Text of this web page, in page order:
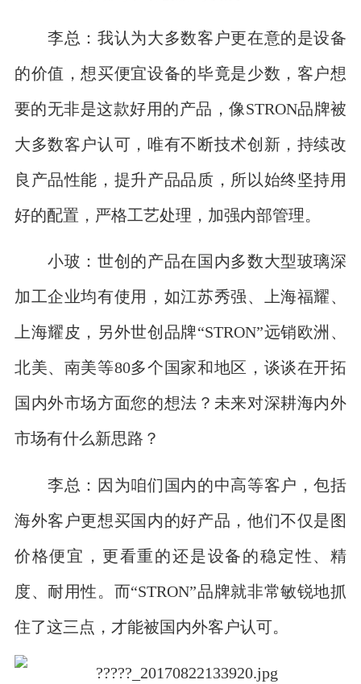
李总：我认为大多数客户更在意的是设备
的价值，想买便宜设备的毕竟是少数，客户想
要的无非是这款好用的产品，像STRON品牌被
大多数客户认可，唯有不断技术创新，持续改
良产品性能，提升产品品质，所以始终坚持用
好的配置，严格工艺处理，加强内部管理。
小玻：世创的产品在国内多数大型玻璃深
加工企业均有使用，如江苏秀强、上海福耀、
上海耀皮，另外世创品牌“STRON”远销欧洲、
北美、南美等80多个国家和地区，谈谈在开拓
国内外市场方面您的想法？未来对深耕海内外
市场有什么新思路？
李总：因为咱们国内的中高等客户，包括
海外客户更想买国内的好产品，他们不仅是图
价格便宜，更看重的还是设备的稳定性、精
度、耐用性。而“STRON”品牌就非常敏锐地抓
住了这三点，才能被国内外客户认可。